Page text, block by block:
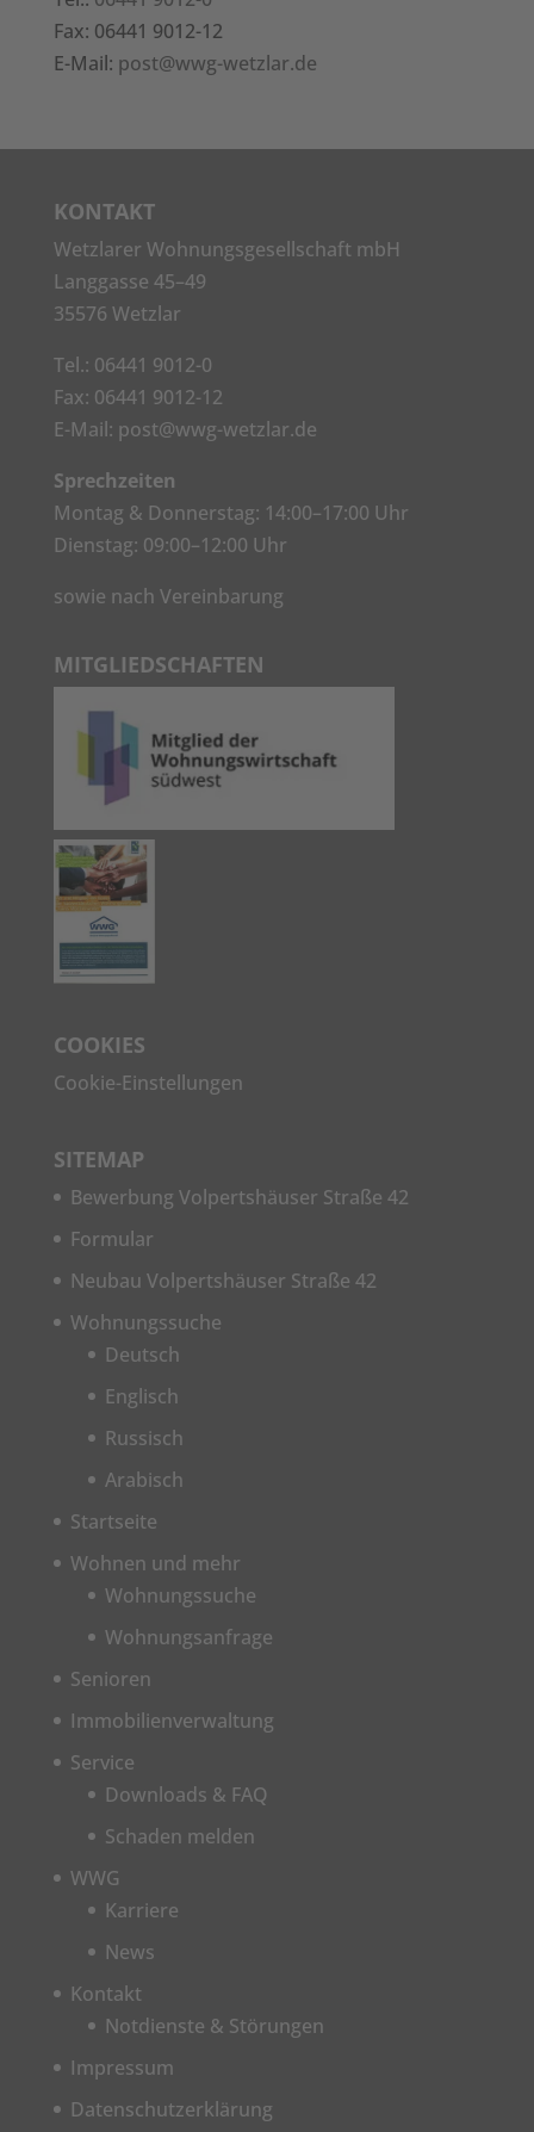
Fax: 06441 9012-12
E-Mail: post@wwg-wetzlar.de
KONTAKT
Wetzlarer Wohnungsgesellschaft mbH
Langgasse 45–49
35576 Wetzlar
Tel.: 06441 9012-0
Fax: 06441 9012-12
E-Mail: post@wwg-wetzlar.de
Sprechzeiten
Montag & Donnerstag: 14:00–17:00 Uhr
Dienstag: 09:00–12:00 Uhr
sowie nach Vereinbarung
MITGLIEDSCHAFTEN
COOKIES
Cookie-Einstellungen
SITEMAP
Bewerbung Volpertshäuser Straße 42
Formular
Neubau Volpertshäuser Straße 42
Wohnungssuche
Deutsch
Englisch
Russisch
Arabisch
Startseite
Wohnen und mehr
Wohnungssuche
Wohnungsanfrage
Senioren
Immobilienverwaltung
Service
Downloads & FAQ
Schaden melden
WWG
Karriere
News
Kontakt
Notdienste & Störungen
Impressum
Datenschutzerklärung